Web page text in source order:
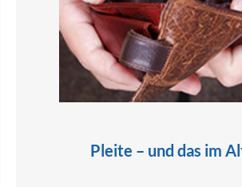
Pleite – und das im